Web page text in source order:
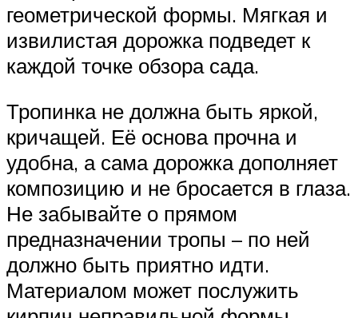
геометрической формы. Мягкая и
извилистая дорожка подведет к
каждой точке обзора сада.
Тропинка не должна быть яркой,
кричащей. Её основа прочна и
удобна, а сама дорожка дополняет
композицию и не бросается в глаза.
Не забывайте о прямом
предназначении тропы – по ней
должно быть приятно идти.
Материалом может послужить